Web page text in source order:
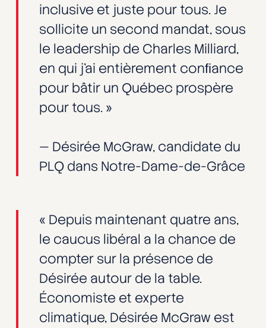
inclusive et juste pour tous. Je
sollicite un second mandat, sous
le leadership de Charles Milliard,
en qui j’ai entièrement conﬁance
pour bâtir un Québec prospère
pour tous. »
— Désirée McGraw, candidate du
PLQ dans Notre-Dame-de-Grâce
« Depuis maintenant quatre ans,
le caucus libéral a la chance de
compter sur la présence de
Désirée autour de la table.
Économiste et experte
climatique, Désirée McGraw est